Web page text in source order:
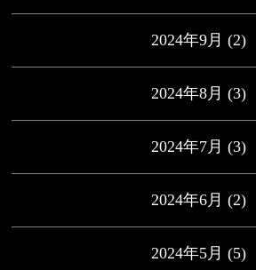
2024年9月 (2)
2024年8月 (3)
2024年7月 (3)
2024年6月 (2)
2024年5月 (5)